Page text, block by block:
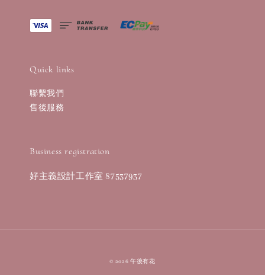
Quick links
聯繫我們
售後服務
Business registration
好主義設計工作室 87537937
© 2026 午後有花